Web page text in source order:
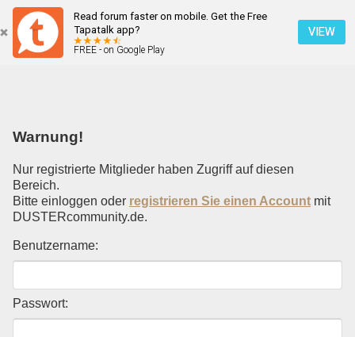
Read forum faster on mobile. Get the Free
Tapatalk app?
FREE - on Google Play
VIEW
Einloggen
Warnung!
Nur registrierte Mitglieder haben Zugriff auf diesen
Bereich.
Bitte einloggen oder registrieren Sie einen Account mit
DUSTERcommunity.de.
Benutzername:
Passwort: